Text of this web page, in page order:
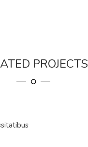
PROJECTS
NECESSITATIBUS